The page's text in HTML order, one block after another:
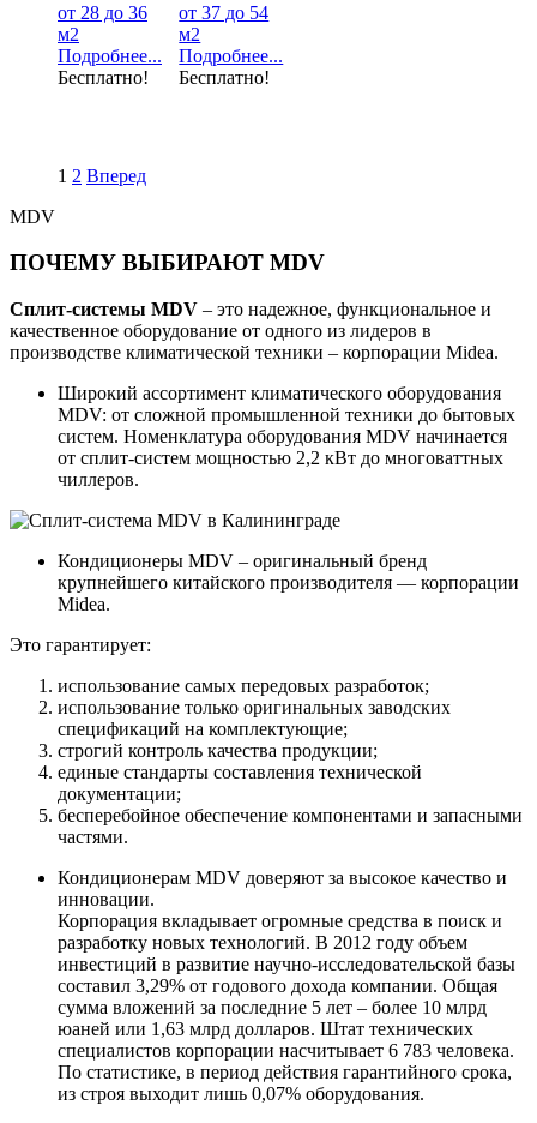
от 28 до 36
м2
Подробнее...
Бесплатно!
от 37 до 54
м2
Подробнее...
Бесплатно!
1 2 Вперед
MDV
ПОЧЕМУ ВЫБИРАЮТ MDV
Сплит-системы MDV – это надежное, функциональное и
качественное оборудование от одного из лидеров в
производстве климатической техники – корпорации Midea.
Широкий ассортимент климатического оборудования
MDV: от сложной промышленной техники до бытовых
систем. Номенклатура оборудования MDV начинается
от сплит-систем мощностью 2,2 кВт до многоваттных
чиллеров.
Кондиционеры MDV – оригинальный бренд
крупнейшего китайского производителя — корпорации
Midea.
Это гарантирует:
использование самых передовых разработок;
использование только оригинальных заводских
спецификаций на комплектующие;
строгий контроль качества продукции;
единые стандарты составления технической
документации;
бесперебойное обеспечение компонентами и запасными
частями.
Кондиционерам MDV доверяют за высокое качество и
инновации.
Корпорация вкладывает огромные средства в поиск и
разработку новых технологий. В 2012 году объем
инвестиций в развитие научно-исследовательской базы
составил 3,29% от годового дохода компании. Общая
сумма вложений за последние 5 лет – более 10 млрд
юаней или 1,63 млрд долларов. Штат технических
специалистов корпорации насчитывает 6 783 человека.
По статистике, в период действия гарантийного срока,
из строя выходит лишь 0,07% оборудования.